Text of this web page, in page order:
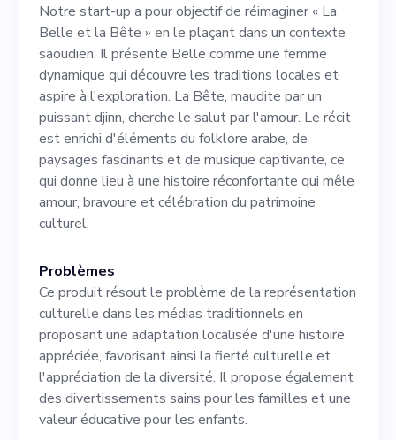
partenariats susceptibles de
fournir à l'entreprise les
ressources essentielles. Bien
que nous soyons en phase
d'idéation, nous avons
identifié un potentiel de
marché important d'environ
20 millions d'utilisateurs. Ce
qui nous distingue de nos
concurrents tels que
« Masameer » et « Mozark »,
c'est notre approche unique
de la narration qui intègre
des concepts saoudiens dans
Notre start-up a pour objectif de réimaginer « La
Belle et la Bête » en le plaçant dans un contexte
saoudien. Il présente Belle comme une femme
dynamique qui découvre les traditions locales et
aspire à l'exploration. La Bête, maudite par un
puissant djinn, cherche le salut par l'amour. Le récit
est enrichi d'éléments du folklore arabe, de
paysages fascinants et de musique captivante, ce
qui donne lieu à une histoire réconfortante qui mêle
amour, bravoure et célébration du patrimoine
culturel.
Problèmes
Ce produit résout le problème de la représentation
culturelle dans les médias traditionnels en
proposant une adaptation localisée d'une histoire
appréciée, favorisant ainsi la fierté culturelle et
l'appréciation de la diversité. Il propose également
des divertissements sains pour les familles et une
valeur éducative pour les enfants.